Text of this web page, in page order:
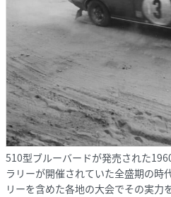
510型ブルーバードが発売された
ラリーが開催されていた全盛期の時
リーを含めた各地の大会でその実力